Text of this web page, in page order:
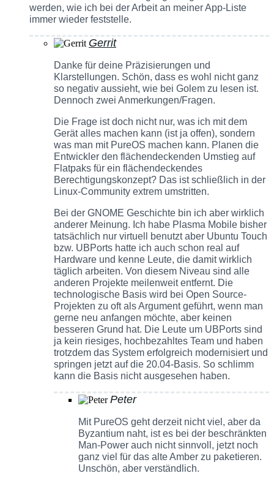
werden, wie ich bei der Arbeit an meiner App-Liste
immer wieder feststelle.
Gerrit
Danke für deine Präzisierungen und
Klarstellungen. Schön, dass es wohl nicht ganz
so negativ aussieht, wie bei Golem zu lesen ist.
Dennoch zwei Anmerkungen/Fragen.
Die Frage ist doch nicht nur, was ich mit dem
Gerät alles machen kann (ist ja offen), sondern
was man mit PureOS machen kann. Planen die
Entwickler den flächendeckenden Umstieg auf
Flatpaks für ein flächendeckendes
Berechtigungskonzept? Das ist schließlich in der
Linux-Community extrem umstritten.
Bei der GNOME Geschichte bin ich aber wirklich
anderer Meinung. Ich habe Plasma Mobile bisher
tatsächlich nur virtuell benutzt aber Ubuntu Touch
bzw. UBPorts hatte ich auch schon real auf
Hardware und kenne Leute, die damit wirklich
täglich arbeiten. Von diesem Niveau sind alle
anderen Projekte meilenweit entfernt. Die
technologische Basis wird bei Open Source-
Projekten zu oft als Argument geführt, wenn man
gerne neu anfangen möchte, aber keinen
besseren Grund hat. Die Leute um UBPorts sind
ja kein riesiges, hochbezahltes Team und haben
trotzdem das System erfolgreich modernisiert und
springen jetzt auf die 20.04-Basis. So schlimm
kann die Basis nicht ausgesehen haben.
Peter
Mit PureOS geht derzeit nicht viel, aber da
Byzantium naht, ist es bei der beschränkten
Man-Power auch nicht sinnvoll, jetzt noch
ganz viel für das alte Amber zu paketieren.
Unschön, aber verständlich.